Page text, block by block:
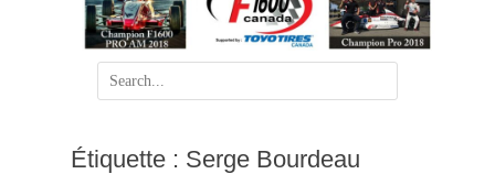
Search
for:
Étiquette : Serge Bourdeau